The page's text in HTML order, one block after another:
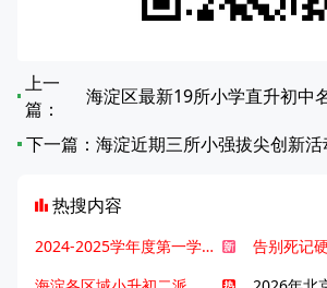
上一
篇：
下一篇： 海淀近期三所小强拔尖创新活
热搜内容
2024-2025学年度第一学期北京各区期末考试真题试卷汇总